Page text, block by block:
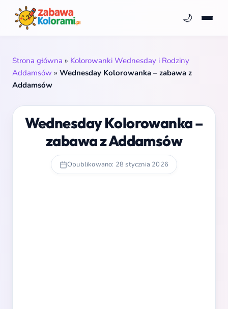
🌙
Strona główna » Kolorowanki Wednesday i Rodziny
Addamsów » Wednesday Kolorowanka – zabawa z
Addamsów
Wednesday Kolorowanka –
zabawa z Addamsów
Opublikowano: 28 stycznia 2026